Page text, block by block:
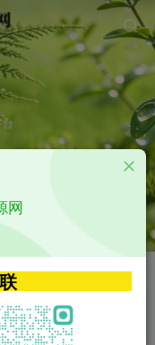
APP源码
影视源码
影视源码
网